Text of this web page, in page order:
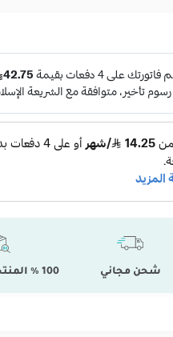
شحن مجاني 100 % المنتجات الأصلية